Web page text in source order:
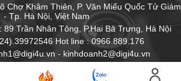
Chợ Khâm Thiên, P. Văn Miếu Quốc Tử Giám
- Tp. Hà Nội, Việt Nam
Trần Nhân Tông, P.Hai Bà Trưng, Hà Nội
Hot line : 0966.889.176
- kinhdoanh2@digi4u.vn